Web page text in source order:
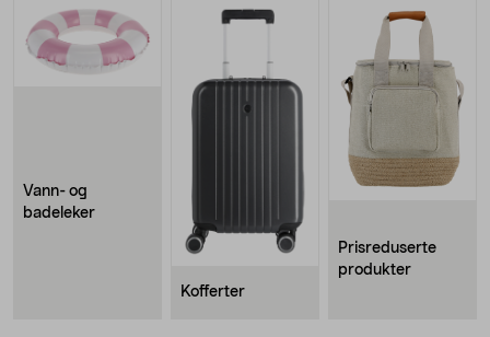
Vann- og
badeleker
Kofferter
Prisreduserte
produkter